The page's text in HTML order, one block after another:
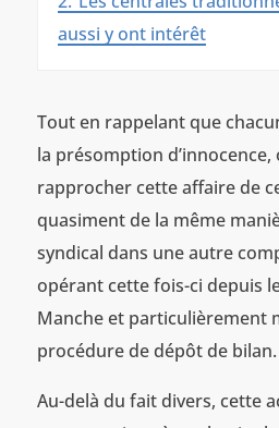
aussi y ont intérêt
Tout en rappelant que
la présomption
rapprocher cette affaire de
quasiment de la même
syndical dans une autre
opérant cette fois-ci depuis
Manche et particulièrement
procédure de dépôt de bilan.
Au-delà du fait divers, cette